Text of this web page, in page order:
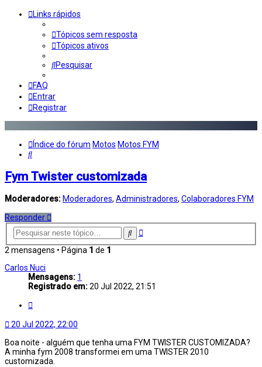
Links rápidos
Tópicos sem resposta
Tópicos ativos
Pesquisar
FAQ
Entrar
Registrar
Índice do fórum Motos Motos FYM
Pesquisar
Fym Twister customizada
Moderadores: Moderadores, Administradores, Colaboradores FYM
Responder
Pesquisar
Pesquisa
2 mensagens • Página 1 de 1
Carlos Nuci
Mensagens: 1
Registrado em:20 Jul 2022, 21:51
20 Jul 2022, 22:00
Boa noite - alguém que tenha uma FYM TWISTER CUSTOMIZADA?
A minha fym 2008 transformei em uma TWISTER 2010
customizada.